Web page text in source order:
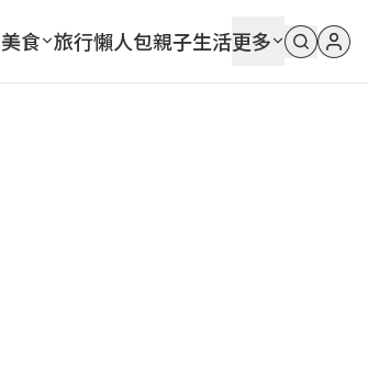
美食 旅行懶人包親子生活更多